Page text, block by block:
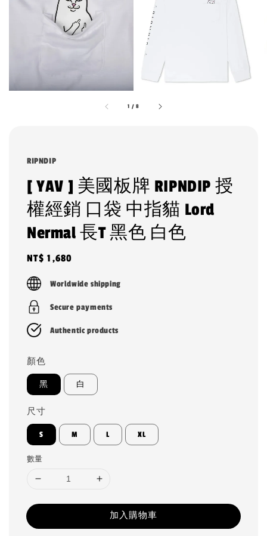
1 /8
RIPNDIP
[ YAV ] 美國板牌 RIPNDIP 授
權經銷 口袋 中指貓 Lord
Nermal 長T 黑色 白色
Regular
price
NT$ 1,680
Worldwide shipping
Secure payments
Authentic products
顏色
黑 白
尺寸
S M L XL
數量
加入購物車